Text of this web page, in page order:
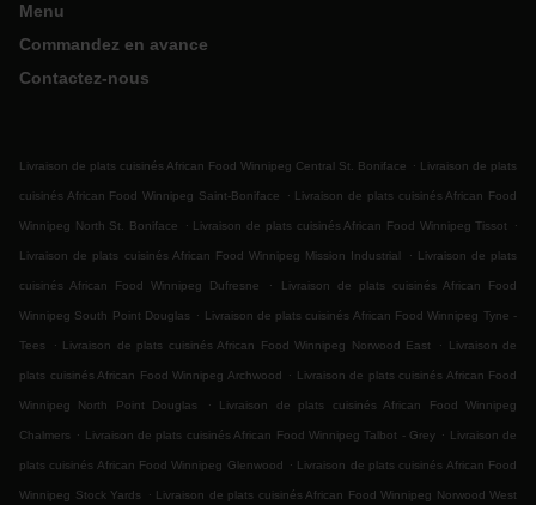
Menu
Commandez en avance
Contactez-nous
Livraison de plats cuisinés African Food Winnipeg Central St. Boniface . Livraison de plats
cuisinés African Food Winnipeg Saint-Boniface . Livraison de plats cuisinés African Food
Winnipeg North St. Boniface . Livraison de plats cuisinés African Food Winnipeg Tissot .
Livraison de plats cuisinés African Food Winnipeg Mission Industrial . Livraison de plats
cuisinés African Food Winnipeg Dufresne . Livraison de plats cuisinés African Food
Winnipeg South Point Douglas . Livraison de plats cuisinés African Food Winnipeg Tyne -
Tees . Livraison de plats cuisinés African Food Winnipeg Norwood East . Livraison de
plats cuisinés African Food Winnipeg Archwood . Livraison de plats cuisinés African Food
Winnipeg North Point Douglas . Livraison de plats cuisinés African Food Winnipeg
Chalmers . Livraison de plats cuisinés African Food Winnipeg Talbot - Grey . Livraison de
plats cuisinés African Food Winnipeg Glenwood . Livraison de plats cuisinés African Food
Winnipeg Stock Yards . Livraison de plats cuisinés African Food Winnipeg Norwood West